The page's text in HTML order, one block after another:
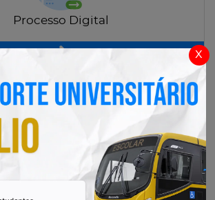
x
Processo Digital
Transparência Pública